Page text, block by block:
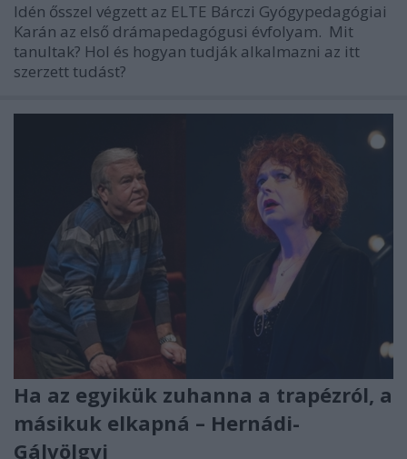
Idén ősszel végzett az ELTE Bárczi Gyógypedagógiai
Karán az első drámapedagógusi évfolyam. Mit
tanultak? Hol és hogyan tudják alkalmazni az itt
szerzett tudást?
Ha az egyikük zuhanna a trapézról, a
másikuk elkapná – Hernádi-
Gálvölgyi